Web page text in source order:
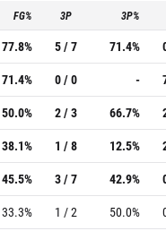
FG% 3P 3P%
77.8% 5 / 7 71.4%
71.4% 0 / 0 -
50.0% 2 / 3 66.7%
38.1% 1 / 8 12.5%
45.5% 3 / 7 42.9%
33.3% 1 / 2 50.0%